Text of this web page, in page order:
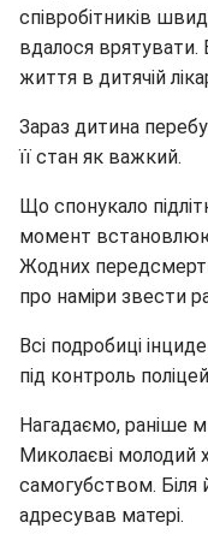
співробітників
вдалося врятувати.
життя в дитячій
Зараз дитина
її стан як важкий.
Що спонукало
момент
Жодних
про наміри звести
Всі подробиці
під контроль
Нагадаємо, раніше
Миколаєві молодий
самогубством. Біля
адресував матері.